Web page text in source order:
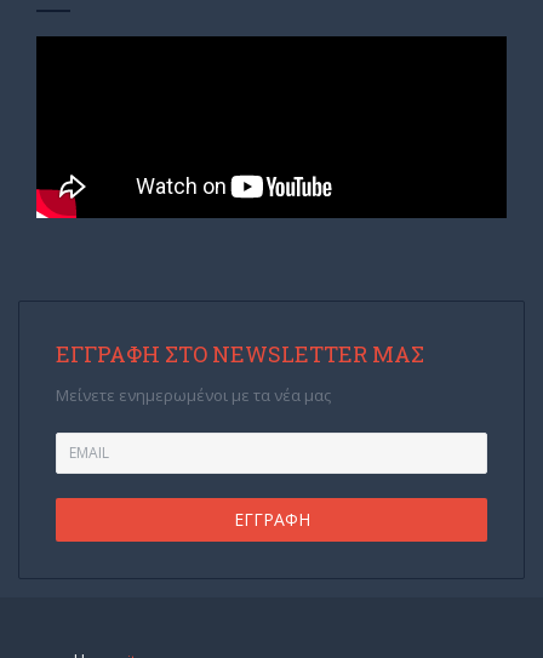
ΕΓΓΡΑΦΉ ΣΤΟ NEWSLETTER ΜΑΣ
Μείνετε ενημερωμένοι με τα νέα μας